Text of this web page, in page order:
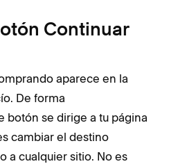
Continuar
aparece en la
De forma
botón se dirige a tu página
cambiar el destino
a cualquier sitio. No es